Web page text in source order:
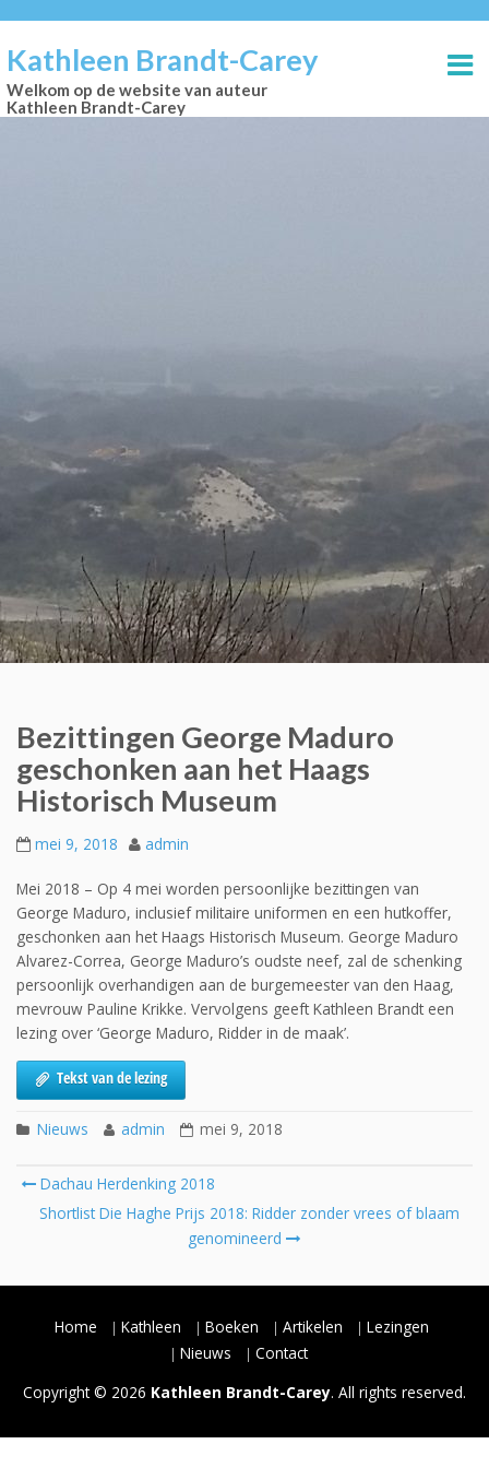
Kathleen Brandt-Carey
Welkom op de website van auteur
Kathleen Brandt-Carey
Bezittingen George Maduro
geschonken aan het Haags
Historisch Museum
mei 9, 2018 admin
Mei 2018 – Op 4 mei worden persoonlijke bezittingen van
George Maduro, inclusief militaire uniformen en een hutkoffer,
geschonken aan het Haags Historisch Museum. George Maduro
Alvarez-Correa, George Maduro’s oudste neef, zal de schenking
persoonlijk overhandigen aan de burgemeester van den Haag,
mevrouw Pauline Krikke. Vervolgens geeft Kathleen Brandt een
lezing over ‘George Maduro, Ridder in de maak’.
Tekst van de lezing
Nieuws admin mei 9, 2018
Post
navigation
Dachau Herdenking 2018
Shortlist Die Haghe Prijs 2018: Ridder zonder vrees of blaam
genomineerd
Home Kathleen Boeken Artikelen
Lezingen
Nieuws
Contact
Copyright © 2026 Kathleen Brandt-Carey. All rights reserved.